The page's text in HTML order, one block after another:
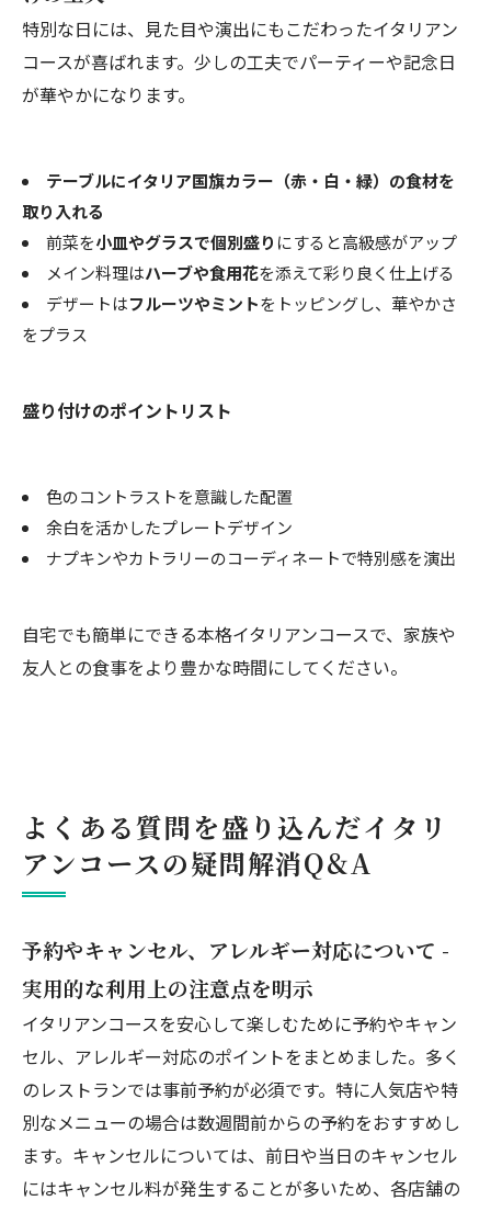
特別な日には、見た目や演出にもこだわったイタリアン
コースが喜ばれます。少しの工夫でパーティーや記念日
が華やかになります。
テーブルにイタリア国旗カラー（赤・白・緑）の食材を
取り入れる
前菜を小皿やグラスで個別盛り にすると高級感がアップ
メイン料理はハーブや食用花を添えて彩り良く仕上げる
デザートはフルーツやミントをトッピングし、華やかさ
をプラス
盛り付けのポイントリスト
色のコントラストを意識した配置
余白を活かしたプレートデザイン
ナプキンやカトラリーのコーディネートで特別感を演出
自宅でも簡単にできる本格イタリアンコースで、家族や
友人との食事をより豊かな時間にしてください。
よくある質問を盛り込んだイタリ
アンコースの疑問解消Q&A
予約やキャンセル、アレルギー対応について -
実用的な利用上の注意点を明示
イタリアンコースを安心して楽しむために予約やキャン
セル、アレルギー対応のポイントをまとめました。多く
のレストランでは事前予約が必須です。特に人気店や特
別なメニューの場合は数週間前からの予約をおすすめし
ます。キャンセルについては、前日や当日のキャンセル
にはキャンセル料が発生することが多いため、各店舗の